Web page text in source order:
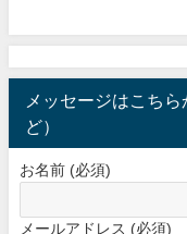
メッセージはこち
ど）
お名前 (必須)
メールアドレス (必須)